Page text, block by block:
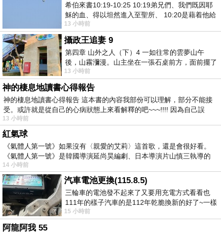
希伯來書10:19-10:25 10:19弟兄們、我們既因耶
穌的血、得以坦然進入至聖所、 10:20是藉着他給
我們開了一條又新又活的路從幔子經過
13 小時前
攝政王追妻 9
第四章 山外之人（下）4 一如往常的雲夢山午
後，山霧瀰漫。山主坐在一張石桌前方，面前擺了
一盤未下完的棋盤，還有一壺茶與兩只冒
13 小時前
神的棲息地讀書心得報告
神的棲息地讀書心得報告 這本書的內容我部份可以理解，部分不能接
受。或許就是從自己的心病狀態上來看解釋的吧~~~!!!! 因為自己誤
13 小時前
紅氣球
《氣體人第一號》如果沒有〈親愛的艾莉〉這首歌，還是會很好看。
《氣體人第一號》是韓國導演延尚昊編劇、日本導演片山慎三執導的
14 小時前
汽車電池更換(115.8.5)
三輪車的電池發不起來了又要用充電方式看看也
111年的樣子汽車的是112年乾脆換新的好了~一樣
在阿炮電池買的漲了一百多塊吧
15 小時前
阿龍阿我 55